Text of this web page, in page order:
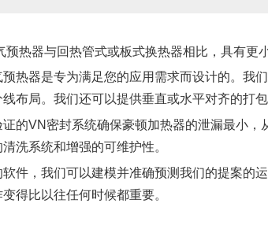
预热器与回热管式或板式换热器相比，具有更
热器是专为满足您的应用需求而设计的。我
布局。我们还可以提供垂直或水平对齐的打包
的VN密封系统确保豪顿加热器的泄漏最小
洗系统和增强的可维护性。
件，我们可以建模并准确预测我们的提案的
得比以往任何时候都重要。